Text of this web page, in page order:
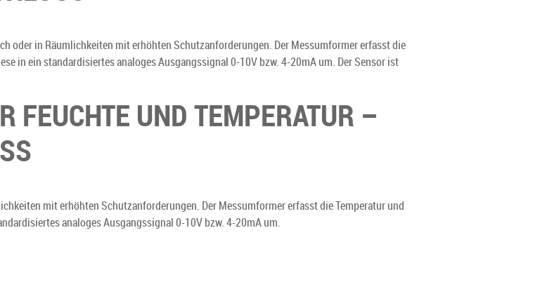
oder in Räumlichkeiten mit erhöhten Schutzanforderungen. Der Messumformer erfasst die
in ein standardisiertes analoges Ausgangssignal 0-10V bzw. 4-20mA um. Der Sensor ist
FEUCHTE UND TEMPERATUR –
mit erhöhten Schutzanforderungen. Der Messumformer erfasst die Temperatur und
analoges Ausgangssignal 0-10V bzw. 4-20mA um.